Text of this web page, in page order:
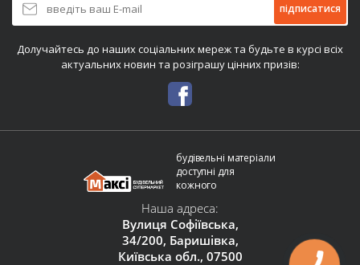
підписатися
Долучайтесь до наших соціальних мереж та будьте в курсі всіх
актуальних новин та розіграшу цінних призів:
будівельні матеріали
доступні для
кожного
Наша адреса:
Вулиця Софіївська,
34/200, Баришівка,
Київська обл., 07500